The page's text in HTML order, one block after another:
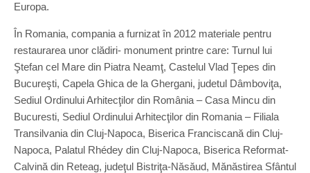
Europa.
În Romania, compania a furnizat în 2012 materiale pentru
restaurarea unor clădiri- monument printre care: Turnul lui
Ştefan cel Mare din Piatra Neamţ, Castelul Vlad Ţepes din
Bucureşti, Capela Ghica de la Ghergani, judetul Dâmboviţa,
Sediul Ordinului Arhitecţilor din România – Casa Mincu din
Bucuresti, Sediul Ordinului Arhitecţilor din Romania – Filiala
Transilvania din Cluj-Napoca, Biserica Franciscană din Cluj-
Napoca, Palatul Rhédey din Cluj-Napoca, Biserica Reformat-
Calvină din Reteag, judeţul Bistriţa-Năsăud, Mănăstirea Sfântul